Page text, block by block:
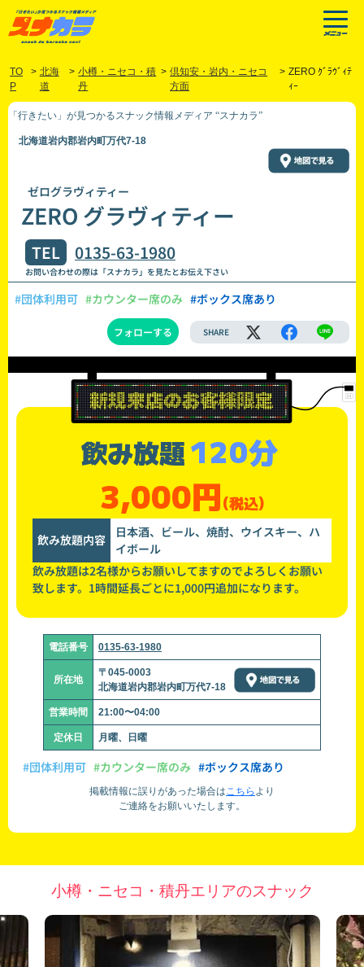
TO
P
> 北海
道
> 小樽・ニセコ・積
丹
> 倶知安・岩内・ニセコ
方面
> ZERO ｸﾞﾗｳﾞｨﾃ
ｨｰ
「行きたい」が見つかるスナック情報メディア “スナカラ”
北海道岩内郡岩内町万代7-18
ゼログラヴィティー
ZERO グラヴィティー
TEL 0135-63-1980
お問い合わせの際は「スナカラ」を見たとお伝え下さい
#団体利用可 #カウンター席のみ #ボックス席あり
フォローする SHARE
飲み放題120分
3,000円(税込)
飲み放題内容
日本酒、ビール、焼酎、ウイスキー、ハ
イボール
飲み放題は2名様からお願いしてますのでよろしくお願い
致します。1時間延長ごとに1,000円追加になります。
電話番号 0135-63-1980
所在地
〒045-0003
北海道岩内郡岩内町万代7-18
営業時間 21:00〜04:00
定休日 月曜、日曜
#団体利用可 #カウンター席のみ #ボックス席あり
掲載情報に誤りがあった場合はこちら より
ご連絡をお願いいたします。
小樽・ニセコ・積丹エリアのスナック